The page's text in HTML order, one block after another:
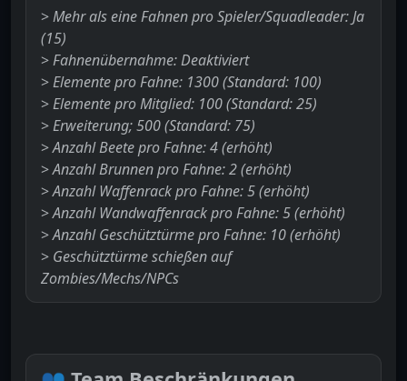
>Mehr als eine Fahnen pro Spieler/Squadleader: Ja
(15)
>Fahnenübernahme: Deaktiviert
>Elemente pro Fahne: 1300 (Standard: 100)
>Elemente pro Mitglied: 100 (Standard: 25)
>Erweiterung; 500 (Standard: 75)
>Anzahl Beete pro Fahne: 4 (erhöht)
>Anzahl Brunnen pro Fahne: 2 (erhöht)
>Anzahl Waffenrack pro Fahne: 5 (erhöht)
>Anzahl Wandwaffenrack pro Fahne: 5 (erhöht)
>Anzahl Geschütztürme pro Fahne: 10 (erhöht)
> Geschütztürme schießen auf
Zombies/Mechs/NPCs